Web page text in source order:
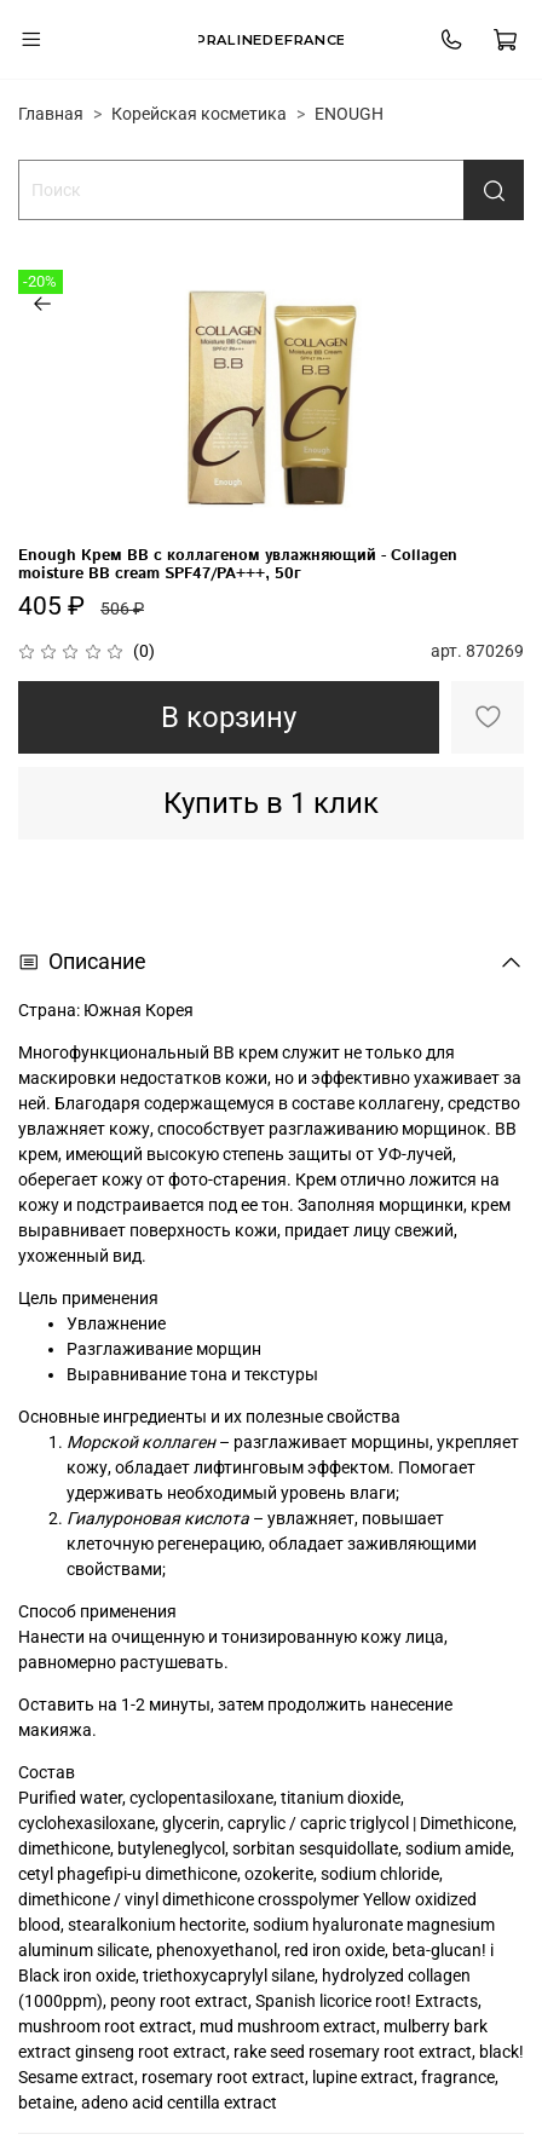
PRALINEDEFRANCE
Главная Корейская косметика ENOUGH
-20%
(0) арт. 870269
Enough Крем BB с коллагеном увлажняющий - Collagen
moisture BB cream SPF47/PA+++, 50г
405 ₽ 506 ₽
В корзину
Купить в 1 клик
Описание
Страна: Южная Корея
Многофункциональный BB крем служит не только для
маскировки недостатков кожи, но и эффективно ухаживает за
ней. Благодаря содержащемуся в составе коллагену, средство
увлажняет кожу, способствует разглаживанию морщинок. BB
крем, имеющий высокую степень защиты от УФ-лучей,
оберегает кожу от фото-старения. Крем отлично ложится на
кожу и подстраивается под ее тон. Заполняя морщинки, крем
выравнивает поверхность кожи, придает лицу свежий,
ухоженный вид.
Цель применения
Увлажнение
Разглаживание морщин
Выравнивание тона и текстуры
Основные ингредиенты и их полезные свойства
Морской коллаген– разглаживает морщины, укрепляет
кожу, обладает лифтинговым эффектом. Помогает
удерживать необходимый уровень влаги;
Гиалуроновая кислота – увлажняет, повышает
клеточную регенерацию, обладает заживляющими
свойствами;
Способ применения
Нанести на очищенную и тонизированную кожу лица,
равномерно растушевать.
Оставить на 1-2 минуты, затем продолжить нанесение
макияжа.
Состав
Purified water, cyclopentasiloxane, titanium dioxide,
cyclohexasiloxane, glycerin, caprylic / capric triglycol | Dimethicone,
dimethicone, butyleneglycol, sorbitan sesquidollate, sodium amide,
cetyl phagefipi-u dimethicone, ozokerite, sodium chloride,
dimethicone / vinyl dimethicone crosspolymer Yellow oxidized
blood, stearalkonium hectorite, sodium hyaluronate magnesium
aluminum silicate, phenoxyethanol, red iron oxide, beta-glucan! i
Black iron oxide, triethoxycaprylyl silane, hydrolyzed collagen
(1000ppm), peony root extract, Spanish licorice root! Extracts,
mushroom root extract, mud mushroom extract, mulberry bark
extract ginseng root extract, rake seed rosemary root extract, black!
Sesame extract, rosemary root extract, lupine extract, fragrance,
betaine, adeno acid centilla extract